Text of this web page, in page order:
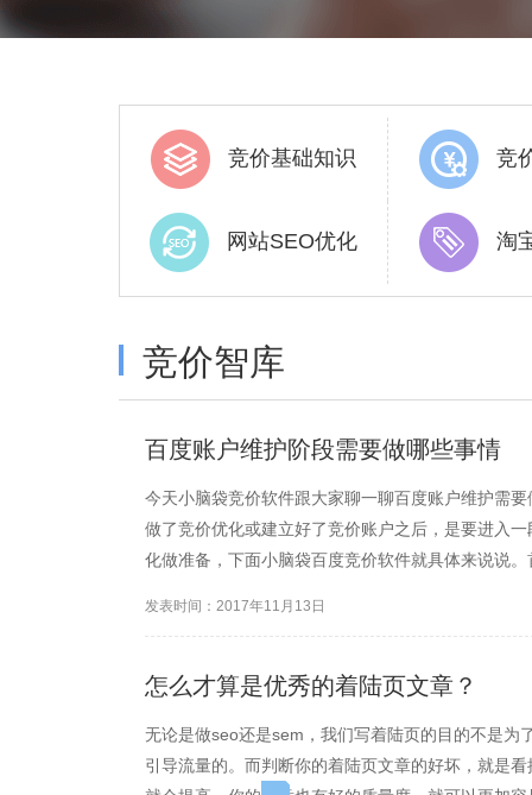
竞价基础知识 竞
网站SEO优化 淘
竞价智库
百度账户维护阶段需要做哪些事情
今天小脑袋竞价软件跟大家聊一聊百度账户维护需
做了竞价优化或建立好了竞价账户之后，是要进入
化做准备，下面小脑袋百度竞价软件就具体来说说
发表时间：2017年11月13日
怎么才算是优秀的着陆页文章？
无论是做seo还是sem，我们写着陆页的目的不是为
引导流量的。而判断你的着陆页文章的好坏，就是